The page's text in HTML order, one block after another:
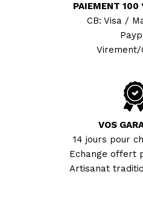
PAIEMENT 100
CB: Visa /
Virement/
VOS
14 jours pour
Echange offert
Artisanat